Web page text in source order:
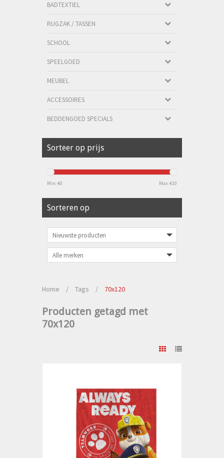
BADTEXTIEL
RUGZAK / TASSEN
SCHOOL
SPEELGOED
MEUBEL
ACCESSOIRES
BEDDENGOED SPECIALS
Sorteer op prijs
Min: €0 Max: €10
Sorteren op
Home / Tags / 70x120
Producten getagd met
70x120